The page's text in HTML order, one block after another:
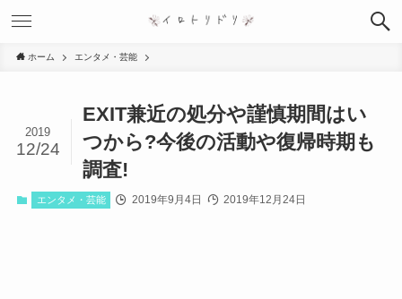
ホーム エンタメ・芸能
EXIT兼近の処分や謹慎期間はい
つから?今後の活動や復帰時期も
調査!
2019
12/24
エンタメ・芸能 2019年9月4日 2019年12月24日